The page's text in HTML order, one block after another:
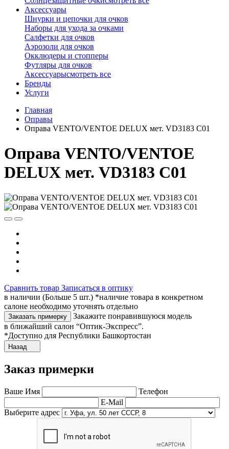
Аксессуары
Шнурки и цепочки для очков
Наборы для ухода за очками
Салфетки для очков
Аэрозоли для очков
Окклюдеры и стопперы
Футляры для очков
Аксессуарысмотреть все
Бренды
Услуги
Главная
Оправы
Оправа VENTO/VENTOE DELUX мет. VD3183 C01
Оправа VENTO/VENTOE
DELUX мет. VD3183 C01
Сравнить товар Записаться в оптику
в наличии (Больше 5 шт.) *наличие товара в конкретном
салоне необходимо уточнять отдельно
Заказать примерку
Закажите понравившуюся модель
в ближайший салон “Оптик-Экспресс”.
*Доступно для Республики Башкортостан
Назад
Заказ примерки
Ваше Имя
Телефон
E-Mail
Выберите адрес